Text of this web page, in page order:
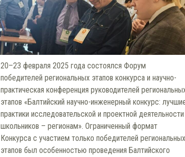
20–23 февраля 2025 года состоялся Форум
победителей региональных этапов конкурса и научно-
практическая конференция руководителей
этапов «Балтийский научно-инженерный конкурс:
практики исследовательской и проектной деятельности
школьников – регионам». Ограниченный формат
Конкурса с участием только победителей региональных
этапов был особенностью проведения Балтийского